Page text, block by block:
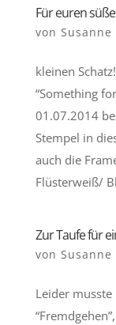
Für euren
von Susanne
kleinen
“Something
01.07.2014
Stempel in
auch die
Flüsterweiß/
Zur Taufe für
von Susanne
Leider musste